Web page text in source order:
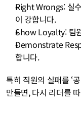
Right Wrongs: 실
이 강합니다.
Show Loyalty: 팀
Demonstrate
합니다.
특히 직원의 실패를 ‘
만들면, 다시 리더를